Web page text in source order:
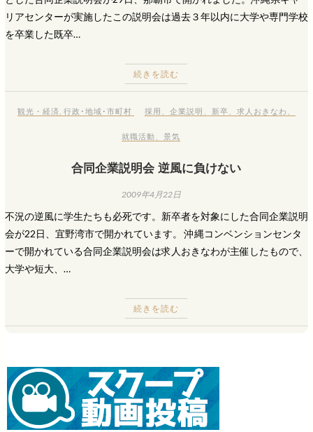
リアセンターが実施したこの説明会は過去３年以内に大学や専門学校
を卒業した既卒…
続きを読む
観光・経済 行政･地域･市町村 採用 企業説明 新卒 求人おきなわ
就職活動 、景気
合同企業説明会 逆風に負けない
2009年4月22日
不況の逆風に学生たちも必死です。新卒者を対象にした合同企業説明
会が22日、宜野湾市で開かれています。 沖縄コンベンションセンタ
ーで開かれている合同企業説明会は求人おきなわが主催したもので、
大学や短大、…
続きを読む